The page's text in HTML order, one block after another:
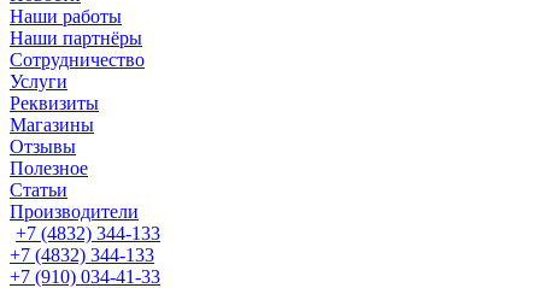
Наши работы
Наши партнёры
Сотрудничество
Услуги
Реквизиты
Магазины
Отзывы
Полезное
Статьи
Производители
+7 (4832) 344-133
+7 (4832) 344-133
+7 (910) 034-41-33